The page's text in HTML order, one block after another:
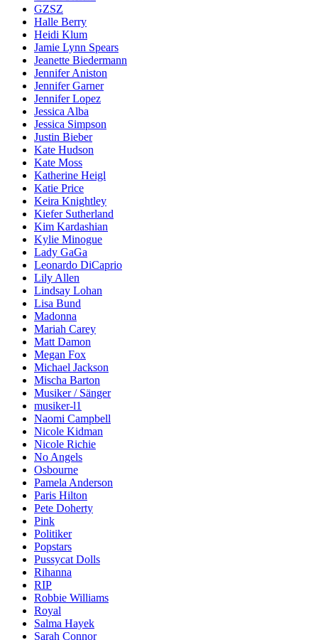
GZSZ
Halle Berry
Heidi Klum
Jamie Lynn Spears
Jeanette Biedermann
Jennifer Aniston
Jennifer Garner
Jennifer Lopez
Jessica Alba
Jessica Simpson
Justin Bieber
Kate Hudson
Kate Moss
Katherine Heigl
Katie Price
Keira Knightley
Kiefer Sutherland
Kim Kardashian
Kylie Minogue
Lady GaGa
Leonardo DiCaprio
Lily Allen
Lindsay Lohan
Lisa Bund
Madonna
Mariah Carey
Matt Damon
Megan Fox
Michael Jackson
Mischa Barton
Musiker / Sänger
musiker-l1
Naomi Campbell
Nicole Kidman
Nicole Richie
No Angels
Osbourne
Pamela Anderson
Paris Hilton
Pete Doherty
Pink
Politiker
Popstars
Pussycat Dolls
Rihanna
RIP
Robbie Williams
Royal
Salma Hayek
Sarah Connor